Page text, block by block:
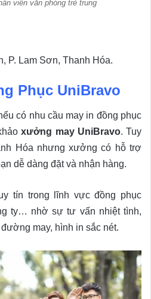
viên văn phòng trẻ trung
P. Lam Sơn, Thanh Hóa.
Phục UniBravo
có nhu cầu may in đồng phục
xưởng may UniBravo. Tuy
Hóa nhưng xưởng có hỗ trợ
dễ dàng đặt và nhận hàng.
tín trong lĩnh vực đồng phục
ty… nhờ sự tư vấn nhiệt tình,
may, hình in sắc nét.